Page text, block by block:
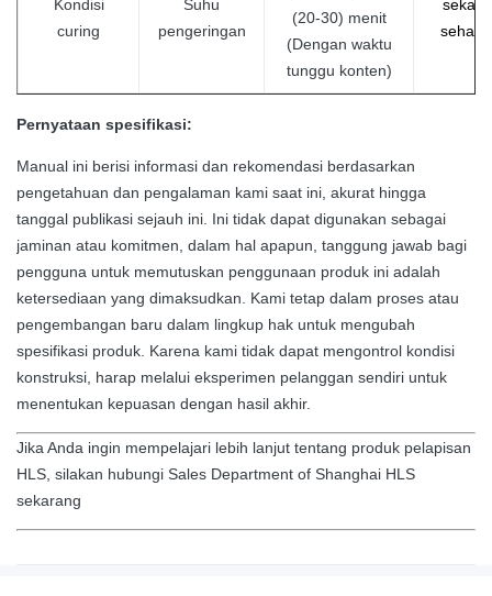
Kondisi
curing
Suhu
pengeringan
(20-30) menit
(Dengan waktu
tunggu konten)
sekali
sehari
Pernyataan spesifikasi:
Manual ini berisi informasi dan rekomendasi berdasarkan
pengetahuan dan pengalaman kami saat ini, akurat hingga
tanggal publikasi sejauh ini. Ini tidak dapat digunakan sebagai
jaminan atau komitmen, dalam hal apapun, tanggung jawab bagi
pengguna untuk memutuskan penggunaan produk ini adalah
ketersediaan yang dimaksudkan.
Kami tetap dalam proses atau
pengembangan baru dalam lingkup hak untuk mengubah
spesifikasi produk. Karena kami tidak dapat mengontrol kondisi
konstruksi, harap melalui eksperimen pelanggan sendiri untuk
menentukan kepuasan dengan hasil akhir.
Jika Anda ingin mempelajari lebih lanjut tentang produk pelapisan
HLS, silakan hubungi Sales Department of Shanghai HLS
sekarang